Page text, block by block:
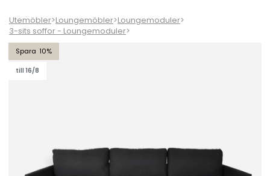
Utemöbler>Loungemöbler>Loungemoduler>
3-sits soffor - Loungemoduler>
10
till 16/8
Easy 3-sits soffa - svart/sooty dyna